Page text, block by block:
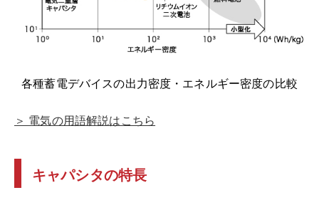
各種蓄電デバイスの出力密度・エネルギー密度の比較
＞ 電気の用語解説はこちら
キャパシタの特長